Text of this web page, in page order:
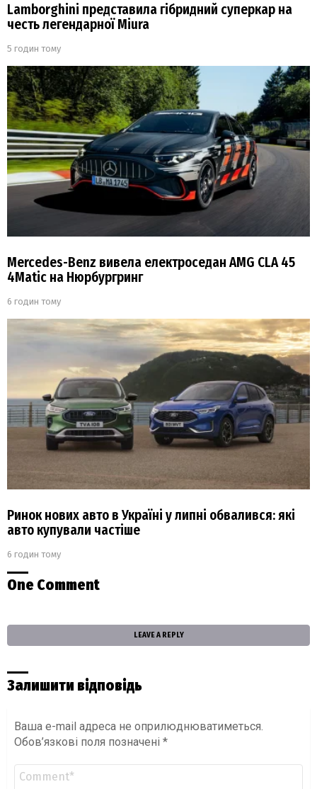
Lamborghini представила гібридний суперкар на
честь легендарної Miura
5 годин тому
Mercedes-Benz вивела електроседан AMG CLA 45
4Matic на Нюрбургринг
6 годин тому
Ринок нових авто в Україні у липні обвалився: які
авто купували частіше
6 годин тому
One Comment
LEAVE A REPLY
Залишити відповідь
Ваша e-mail адреса не оприлюднюватиметься.
Обов’язкові поля позначені *